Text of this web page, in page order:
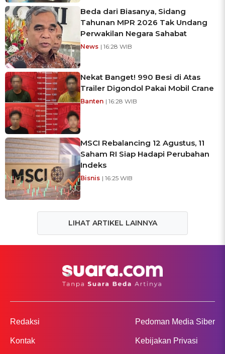
Beda dari Biasanya, Sidang
Tahunan MPR 2026 Tak Undang
Perwakilan Negara Sahabat
News | 16:28 WIB
Nekat Banget! 990 Besi di Atas
Trailer Digondol Pakai Mobil Crane
Banten | 16:28 WIB
MSCI Rebalancing 12 Agustus, 11
Saham RI Siap Hadapi Perubahan
Indeks
Bisnis | 16:25 WIB
LIHAT ARTIKEL LAINNYA
Redaksi
Kontak
Pedoman Media Siber
Kebijakan Privasi